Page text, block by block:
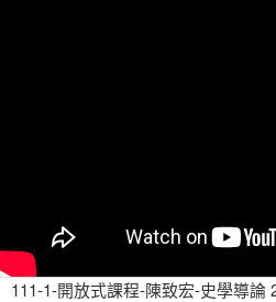
111-1-開放式課程-陳致宏-史學導論